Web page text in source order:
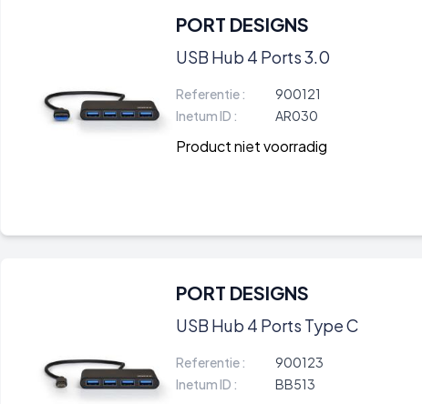
PORT DESIGNS
USB Hub 4 Ports 3.0
Referentie :
900121
Inetum ID :
AR030
Product niet voorradig
PORT DESIGNS
USB Hub 4 Ports Type C
Referentie :
900123
Inetum ID :
BB513